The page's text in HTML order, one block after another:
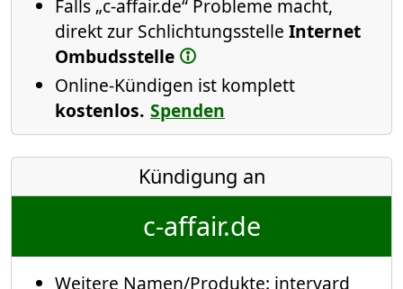
Falls „c-affair.de“ Probleme macht,
direkt zur Schlichtungsstelle Internet
Ombudsstelle
Online-Kündigen ist komplett
kostenlos. Spenden
Kündigung an
c-affair.de
Weitere Namen/Produkte: interyard